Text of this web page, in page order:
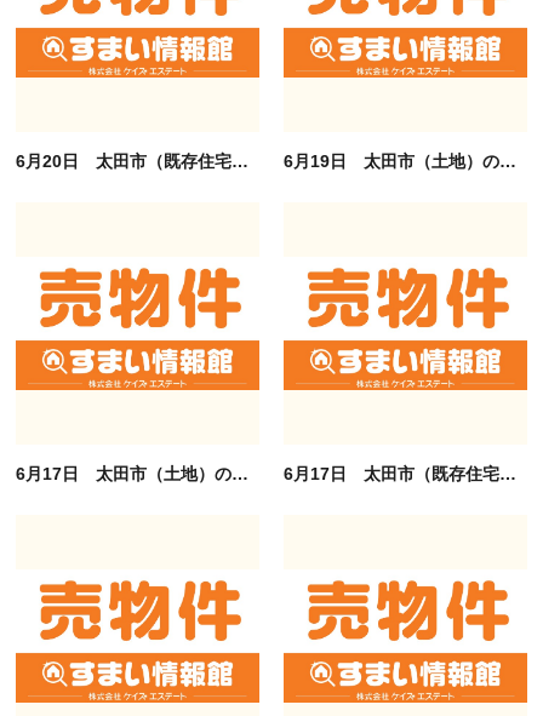
6月20日 太田市（既存住宅）の査定依頼ありがとうございます。 6月19日 太田市（土地）の査定依頼ありがとうございます。
6月17日 太田市（土地）の査定依頼ありがとうございます。 6月17日 太田市（既存住宅）の査定依頼ありがとうございます。